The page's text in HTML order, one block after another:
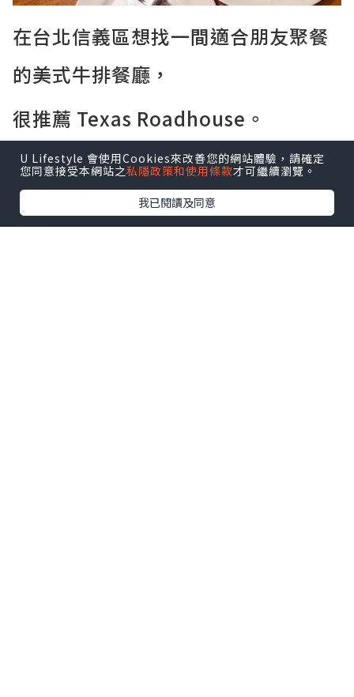
在台北信義區想找一間適合朋友聚餐
的美式牛排餐廳，
很推薦 Texas Roadhouse。
餐廳的氣氛熱鬧，主打現切牛排和大份量
餐點，走的是美式家庭餐廳路線。
入座後先送上熱騰騰的餐包，搭配香甜的
肉桂奶油。
U Lifestyle 會使用Cookies來改善您的網站體驗，請確定
您同意接受本網站之私隱政策和使用條款才可繼續瀏覽。
我已閱讀及同意